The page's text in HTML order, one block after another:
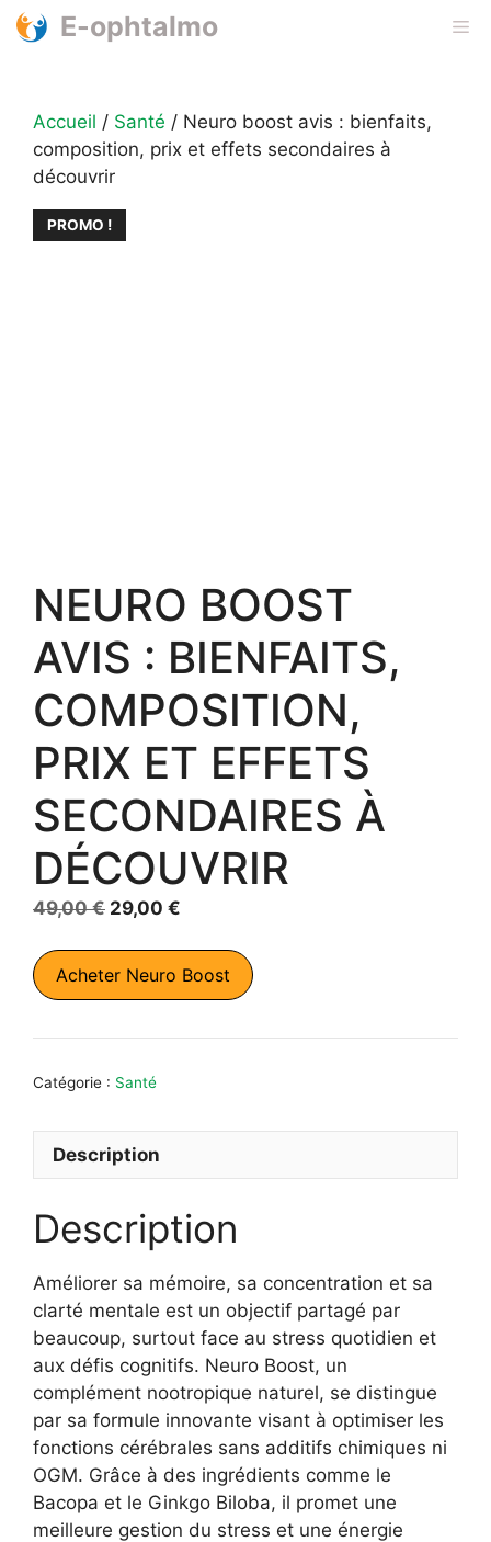
Aller
au
E-ophtalmo
Accueil / Santé / Neuro boost avis : bienfaits,
composition, prix et effets secondaires à
découvrir
PROMO !
NEURO BOOST
AVIS : BIENFAITS,
COMPOSITION,
PRIX ET EFFETS
SECONDAIRES À
DÉCOUVRIR
49,00€ Le
était :
29,00 €
est :
Acheter Neuro Boost
Catégorie : Santé
Description
Description
Améliorer sa mémoire, sa concentration et sa
clarté mentale est un objectif partagé par
beaucoup, surtout face au stress quotidien et
aux défis cognitifs. Neuro Boost, un
complément nootropique naturel, se distingue
par sa formule innovante visant à optimiser les
fonctions cérébrales sans additifs chimiques ni
OGM. Grâce à des ingrédients comme le
Bacopa et le Ginkgo Biloba, il promet une
meilleure gestion du stress et une énergie